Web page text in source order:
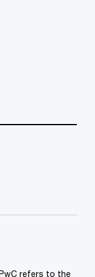
refers to the